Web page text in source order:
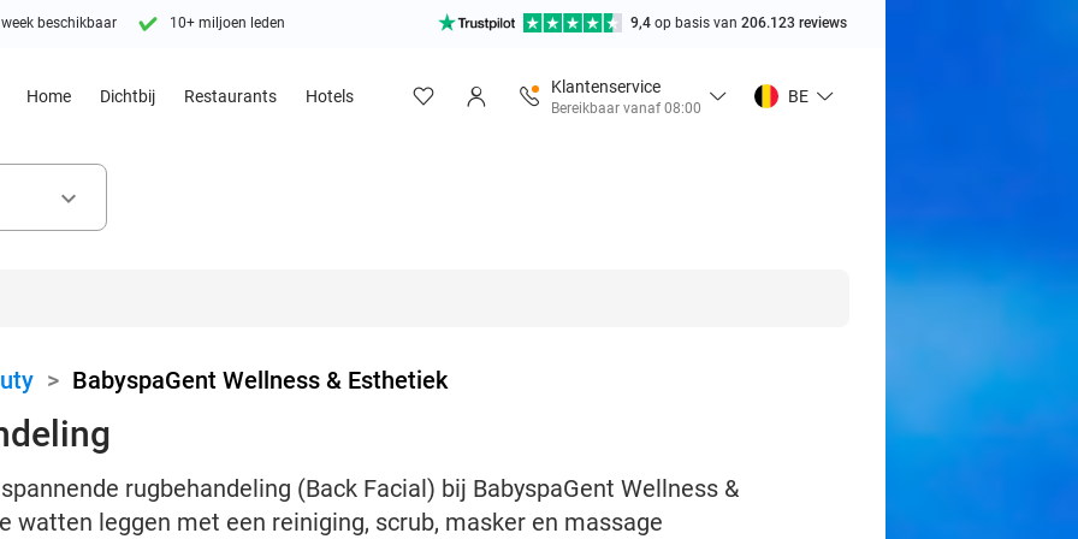
beschikbaar 10+ miljoen leden 9,4 op basis van 206.123 reviews
Home Dichtbij Restaurants Hotels
Klantenservice
Bereikbaar vanaf 08:00
BE
keyboard_arrow_down
> BabyspaGent Wellness & Esthetiek
rugbehandeling (Back Facial) bij BabyspaGent Wellness &
watten leggen met een reiniging, scrub, masker en massage